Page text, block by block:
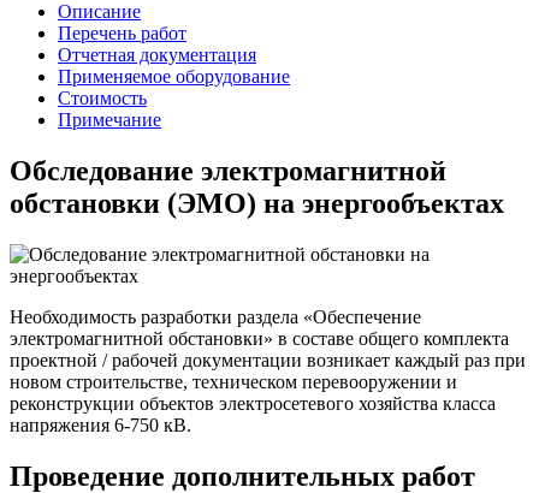
Описание
Перечень работ
Отчетная документация
Применяемое оборудование
Стоимость
Примечание
Обследование электромагнитной
обстановки (ЭМО) на энергообъектах
Необходимость разработки раздела «Обеспечение
электромагнитной обстановки» в составе общего комплекта
проектной / рабочей документации возникает каждый раз при
новом строительстве, техническом перевооружении и
реконструкции объектов электросетевого хозяйства класса
напряжения 6-750 кВ.
Проведение дополнительных работ